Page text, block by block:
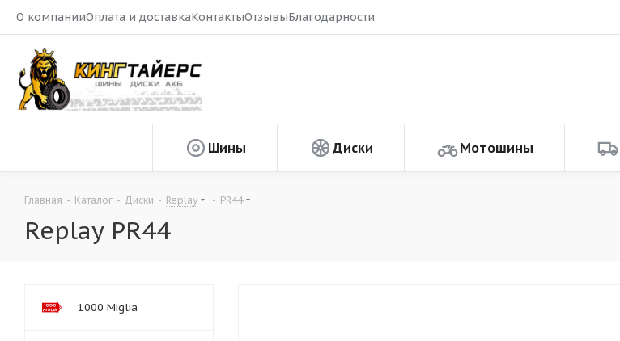
О компанииОплата и доставкаКонтактыОтзывыБлагодарности
Шины Диски Мотошины
Главная - Каталог - Диски - Replay - PR44
Replay PR44
1000 Miglia